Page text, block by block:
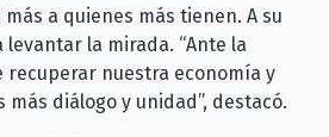
a quienes más tienen. A su
levantar la mirada. “Ante la
recuperar nuestra economía y
más diálogo y unidad”, destacó.